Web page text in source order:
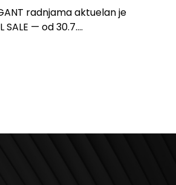
radnjama aktuelan je
SALE — od 30.7....